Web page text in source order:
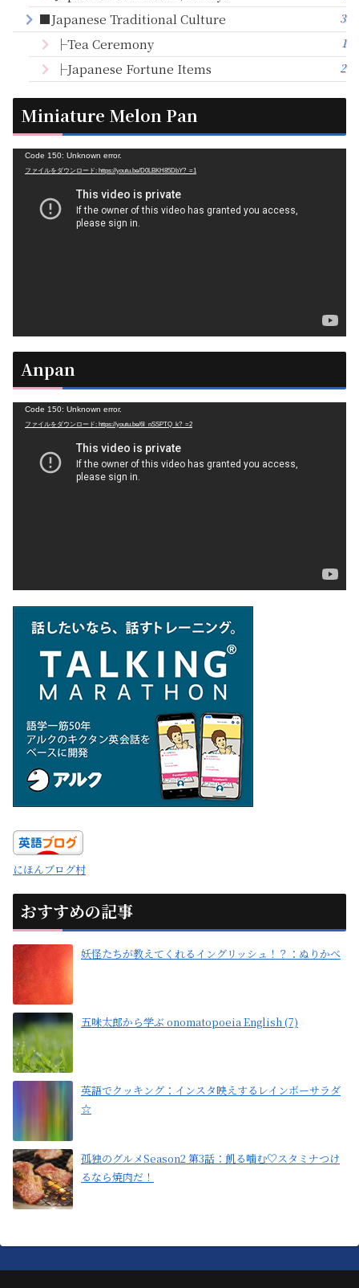
■Japanese Traditional Culture 3
├Tea Ceremony 1
├Japanese Fortune Items 2
Miniature Melon Pan
Code 150: Unknown error.
ファイルをダウンロード: https://youtu.be/D0LBKH85DbY?_=1
Anpan
Code 150: Unknown error.
ファイルをダウンロード: https://youtu.be/6l_nSSPTQ_k?_=2
にほんブログ村
おすすめの記事
妖怪たちが教えてくれるイングリッシュ！？：ぬりかべ
五味太郎から学ぶ onomatopoeia English (7)
英語でクッキング：インスタ映えするレインボーサラダ
☆
孤独のグルメSeason2 第3話：飢る噛む♡スタミナつけ
るなら焼肉だ！